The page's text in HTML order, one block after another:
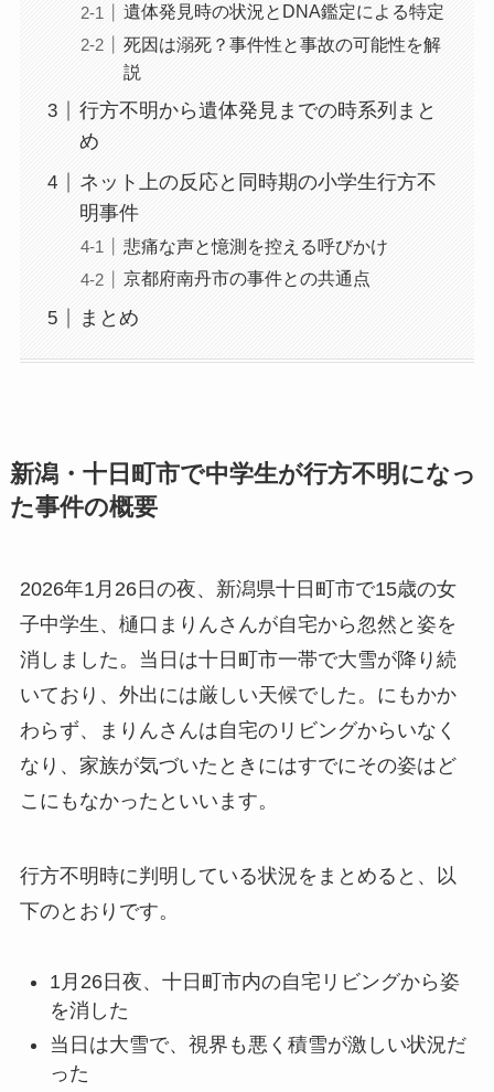
遺体発見時の状況とDNA鑑定による特定
死因は溺死？事件性と事故の可能性を解
説
行方不明から遺体発見までの時系列まと
め
ネット上の反応と同時期の小学生行方不
明事件
悲痛な声と憶測を控える呼びかけ
京都府南丹市の事件との共通点
まとめ
新潟・十日町市で中学生が行方不明になっ
た事件の概要
2026年1月26日の夜、新潟県十日町市で15歳の女
子中学生、樋口まりんさんが自宅から忽然と姿を
消しました。当日は十日町市一帯で大雪が降り続
いており、外出には厳しい天候でした。にもかか
わらず、まりんさんは自宅のリビングからいなく
なり、家族が気づいたときにはすでにその姿はど
こにもなかったといいます。
行方不明時に判明している状況をまとめると、以
下のとおりです。
1月26日夜、十日町市内の自宅リビングから姿
を消した
当日は大雪で、視界も悪く積雪が激しい状況だ
った